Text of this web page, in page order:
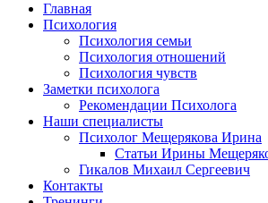
Главная
Психология
Психология семьи
Психология отношений
Психология чувств
Заметки психолога
Рекомендации Психолога
Наши специалисты
Психолог Мещерякова Ирина
Статьи Ирины
Гикалов Михаил Сергеевич
Контакты